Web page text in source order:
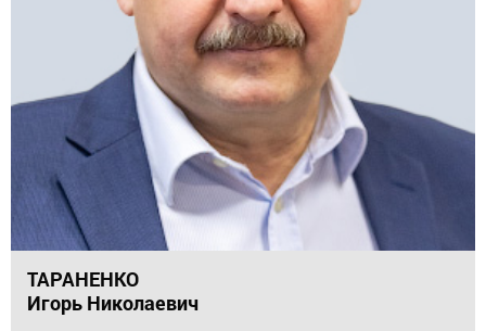
ТАРАНЕНКО
Игорь Николаевич